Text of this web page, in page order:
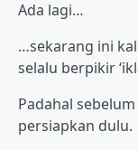
Ada lagi…
…sekarang ini
selalu berpikir
Padahal
persiapkan dulu.